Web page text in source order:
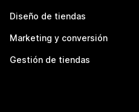
Diseño de tiendas
Marketing y conversión
Gestión de tiendas